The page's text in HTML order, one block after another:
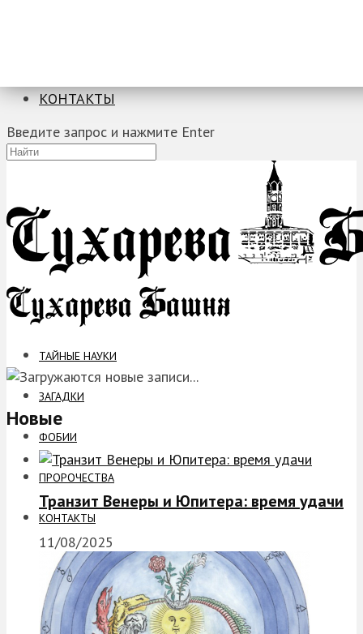
КОНТАКТЫ
Введите запрос и нажмите Enter
ТАЙНЫЕ НАУКИ
ЗАГАДКИ
ФОБИИ
ПРОРОЧЕСТВА
КОНТАКТЫ
Новые
Транзит Венеры и Юпитера: время удачи
11/08/2025